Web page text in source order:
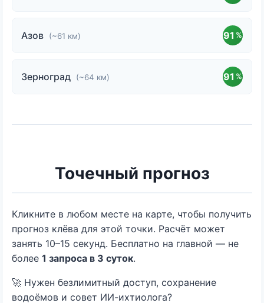
Азов (~61 км) 91 %
Зерноград (~64 км) 91 %
Точечный прогноз
Кликните в любом месте на карте, чтобы получить
прогноз клёва для этой точки. Расчёт может
занять 10–15 секунд. Бесплатно на главной — не
более 1 запроса в 3 суток.
🚀 Нужен безлимитный доступ, сохранение
водоёмов и совет ИИ-ихтиолога?